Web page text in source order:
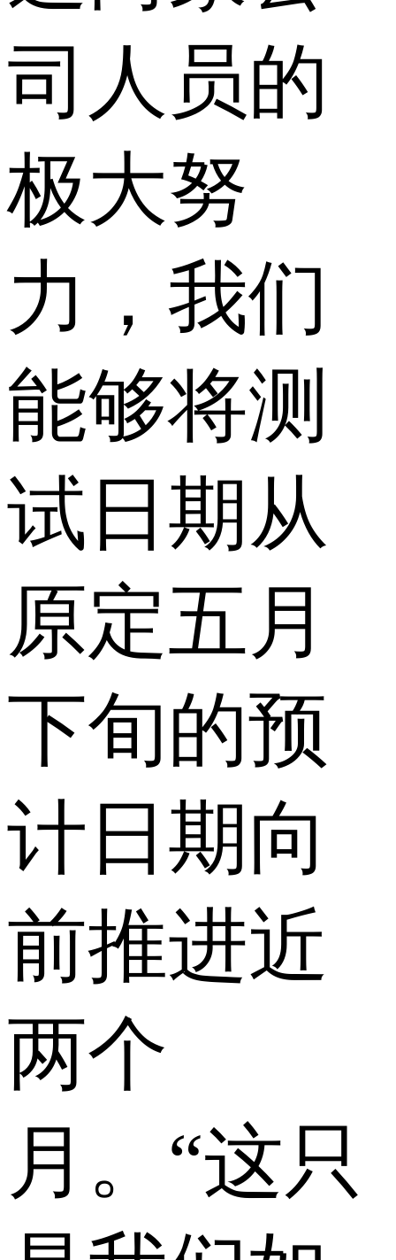
司人员的
极大努
力，我们
能够将测
试日期从
原定五月
下旬的预
计日期向
前推进近
两个
月。“这只